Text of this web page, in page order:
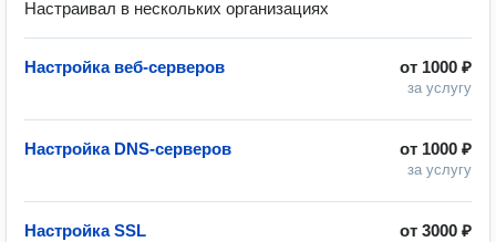
Настраивал в нескольких организациях
от 1000 ₽
за услугу
Настройка веб-серверов
от 1000 ₽
за услугу
Настройка DNS-серверов
от 3000 ₽
Настройка SSL